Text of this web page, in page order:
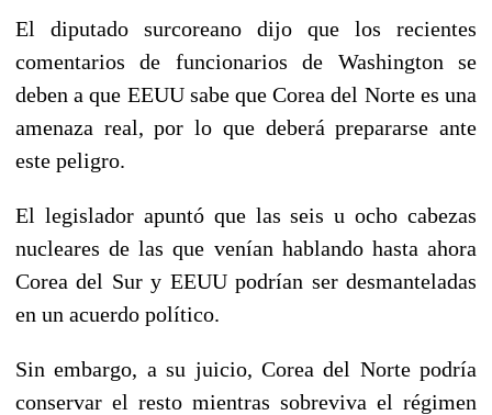
El diputado surcoreano dijo que los recientes
comentarios de funcionarios de Washington se
deben a que EEUU sabe que Corea del Norte es una
amenaza real, por lo que deberá prepararse ante
este peligro.
El legislador apuntó que las seis u ocho cabezas
nucleares de las que venían hablando hasta ahora
Corea del Sur y EEUU podrían ser desmanteladas
en un acuerdo político.
Sin embargo, a su juicio, Corea del Norte podría
conservar el resto mientras sobreviva el régimen